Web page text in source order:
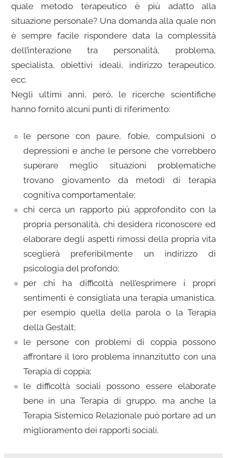
quale metodo terapeutico è più adatto alla
situazione personale?Una domanda alla quale non
è sempre facile rispondere data la complessità
dell’interazione tra personalità, problema,
specialista, obiettivi ideali, indirizzo terapeutico,
ecc.
Negli ultimi anni, però, le ricerche scientifiche
hanno fornito alcuni punti di riferimento:
le persone con paure, fobie, compulsioni o
depressioni e anche le persone che vorrebbero
superare meglio situazioni problematiche
trovano giovamento da metodi di terapia
cognitiva comportamentale;
chi cerca un rapporto più approfondito con la
propria personalità, chi desidera riconoscere ed
elaborare degli aspetti rimossi della propria vita
sceglierà preferibilmente un indirizzo di
psicologia del profondo;
per chi ha difficoltà nell’esprimere i propri
sentimenti è consigliata una terapia umanistica,
per esempio quella della parola o la Terapia
della Gestalt;
le persone con problemi di coppia possono
affrontare il loro problema innanzitutto con una
Terapia di coppia;
le difficoltà sociali possono essere elaborate
bene in una Terapia di gruppo, ma anche la
Terapia Sistemico Relazionale può portare ad un
miglioramento dei rapporti sociali.